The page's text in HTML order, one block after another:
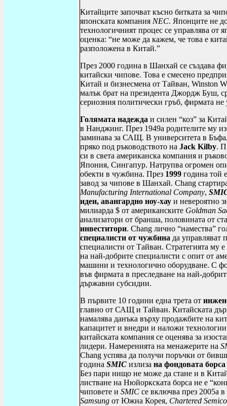
Китайците започват късно битката за
японската компания NEC. Японците не
технологичният процес се управлява от
оценка: “не може да кажем, че това е
разположена в Китай.”
През 2000 година в Шанхай се създава
китайски чипове. Това е смесено
Китай и бизнесмена от Тайван, Winston
малък брат на президента Джордж Буш,
сериозния политически гръб, фирмата не
Голямата надежда и силен “коз” за
в Нанджинг. През 1949а родителите му
заминава за САЩ. В университета в
пряко под ръководството на Jack Kilby.
си в света американска компания и
Япония, Сингапур. Натрупва огромен
обекти в чужбина. През 1999 година той
завод за чипове в Шанхай. Chang
Manufacturing International Company,
идеи, авангардно ноу-хау и невероятно
милиарда $ от американските Goldman
анализатори от бранша, половината от
инвеститори. Chang лично “намества”
специалисти от чужбина да управляват
специалисти от Тайван. Стратегията му
на най-добрите специалисти с опит от
машини и технологично оборудване. С
във фирмата в преследване на най-
държавни субсидии.
В първите 10 години една трета от
главно от САЩ и Тайван. Китайската
намалява данъка върху продажбите на
капацитет и внедри и наложи
китайската компания се оценява за
лидери. Намеренията на менажерите на
Chang успява да получи поръчки от
година SMIC излиза на фондовата
Без пари нищо не може да стане и в
листване на Нюйоркската борса не е
чиповете и SMIC се включва през 2005а
Samsung от Южна Корея, Chartered